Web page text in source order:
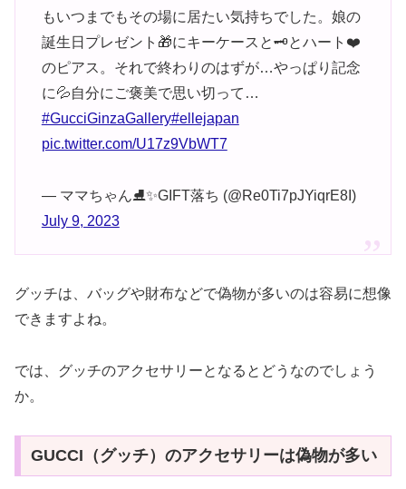
もいつまでもその場に居たい気持ちでした。娘の
誕生日プレゼント🎁にキーケースと🗝とハート❤️
のピアス。それで終わりのはずが…やっぱり記念
に💦自分にご褒美で思い切って…
#GucciGinzaGallery#ellejapan
pic.twitter.com/U17z9VbWT7
— ママちゃん⛸✨GIFT落ち (@Re0Ti7pJYiqrE8I)
July 9, 2023
グッチは、バッグや財布などで偽物が多いのは容易に想像
できますよね。
では、グッチのアクセサリーとなるとどうなのでしょう
か。
GUCCI（グッチ）のアクセサリーは偽物が多い